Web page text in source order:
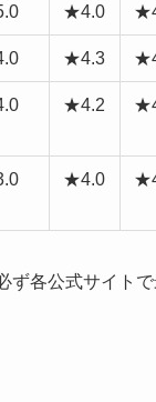
★4.0
★4.3
★4.2
★4.0
各公式サイト